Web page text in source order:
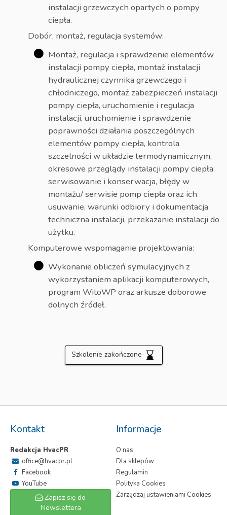
instalacji grzewczych opartych o pompy
ciepła.
Dobór, montaż, regulacja systemów:
Montaż, regulacja i sprawdzenie elementów
instalacji pompy ciepła, montaż instalacji
hydraulicznej czynnika grzewczego i
chłodniczego, montaż zabezpieczeń instalacji
pompy ciepła, uruchomienie i regulacja
instalacji, uruchomienie i sprawdzenie
poprawności działania poszczególnych
elementów pompy ciepła, kontrola
szczelności w układzie termodynamicznym,
okresowe przeglądy instalacji pompy ciepła:
serwisowanie i konserwacja, błędy w
montażu/ serwisie pomp ciepła oraz ich
usuwanie, warunki odbiory i dokumentacja
techniczna instalacji, przekazanie instalacji do
użytku.
Komputerowe wspomaganie projektowania:
Wykonanie obliczeń symulacyjnych z
wykorzystaniem aplikacji komputerowych,
program WitoWP oraz arkusze doborowe
dolnych źródeł.
Szkolenie zakończone
Kontakt
Redakcja HvacPR
office@hvacpr.pl
Facebook
YouTube
Zapisz się do
Newslettera
Informacje
O nas
Dla sklepów
Regulamin
Polityka Cookies
Zarządzaj ustawieniami Cookies